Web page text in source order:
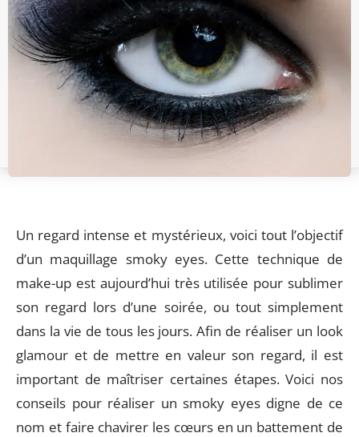
Un regard intense et mystérieux, voici tout l’objectif
d’un maquillage smoky eyes. Cette technique de
make-up est aujourd’hui très utilisée pour sublimer
son regard lors d’une soirée, ou tout simplement
dans la vie de tous les jours. Afin de réaliser un look
glamour et de mettre en valeur son regard, il est
important de maîtriser certaines étapes. Voici nos
conseils pour réaliser un smoky eyes digne de ce
nom et faire chavirer les cœurs en un battement de